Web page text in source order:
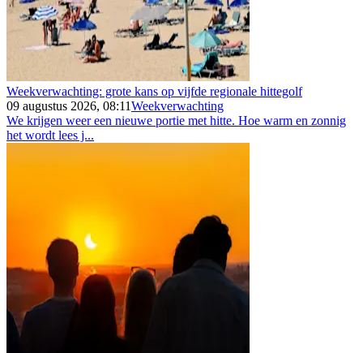
Weekverwachting: grote kans op vijfde regionale hittegolf
09 augustus 2026, 08:11Weekverwachting
We krijgen weer een nieuwe portie met hitte. Hoe warm en zonnig
het wordt lees j...